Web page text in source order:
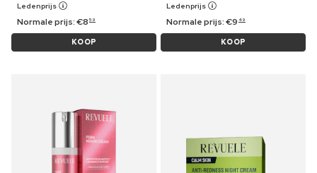
Ledenprijs
Normale prijs:€8 59
KOOP
Ledenprijs
Normale prijs:€9 49
KOOP